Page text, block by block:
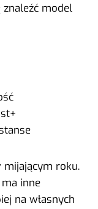
model
mijającym roku.
inne
na własnych